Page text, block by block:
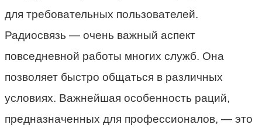
для требовательных пользователей.
Радиосвязь — очень важный аспект
повседневной работы многих служб. Она
позволяет быстро общаться в различных
условиях. Важнейшая особенность раций,
предназначенных для профессионалов, — это